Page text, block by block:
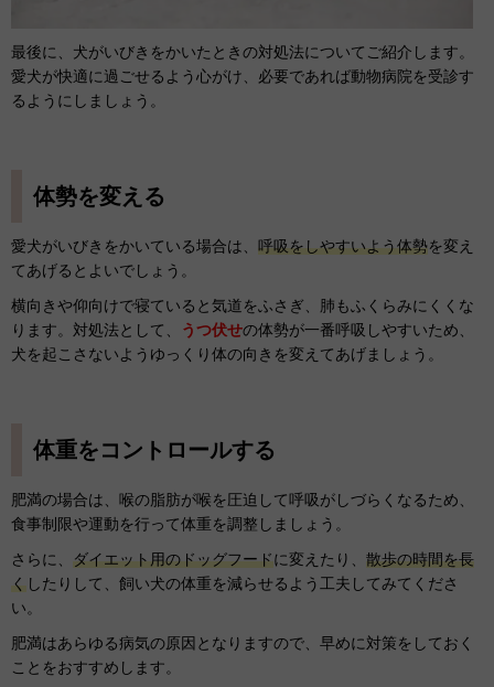
最後に、犬がいびきをかいたときの対処法についてご紹介します。
愛犬が快適に過ごせるよう心がけ、必要であれば動物病院を受診す
るようにしましょう。
体勢を変える
愛犬がいびきをかいている場合は、 呼吸をしやすいよう体勢を変え
てあげるとよいでしょう。
横向きや仰向けで寝ていると気道をふさぎ、肺もふくらみにくくな
ります。対処法として、
うつ伏せの体勢が一番呼吸しやすいため、
犬を起こさないようゆっくり体の向きを変えてあげましょう。
体重をコントロールする
肥満の場合は、喉の脂肪が喉を圧迫して呼吸がしづらくなるため、
食事制限や運動を行って体重を調整しましょう。
さらに、 ダイエット用のドッグフードに変えたり、 散歩の時間を長
くしたりして、飼い犬の体重を減らせるよう工夫してみてくださ
い。
肥満はあらゆる病気の原因となりますので、早めに対策をしておく
ことをおすすめします。